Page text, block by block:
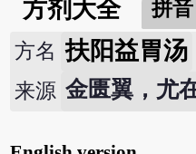
方剂大全 拼音
方名 扶阳益胃汤
来源 金匮翼，尤